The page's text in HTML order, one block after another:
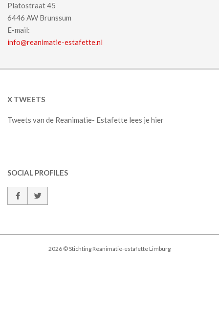
Platostraat 45
6446 AW Brunssum
E-mail:
info@reanimatie-estafette.nl
X TWEETS
Tweets van de Reanimatie- Estafette lees je hier
SOCIAL PROFILES
2026 © Stichting Reanimatie-estafette Limburg